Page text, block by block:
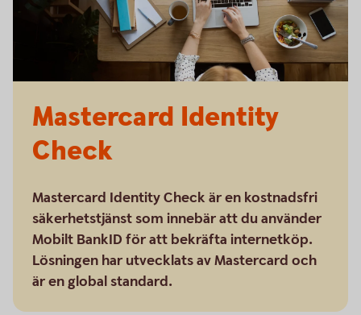
Mastercard Identity
Check
Mastercard Identity Check är en kostnadsfri
säkerhetstjänst som innebär att du använder
Mobilt BankID för att bekräfta internetköp.
Lösningen har utvecklats av Mastercard och
är en global standard.